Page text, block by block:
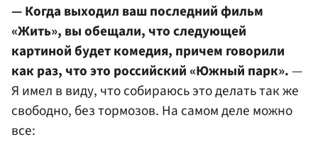
— Когда выходил ваш последний фильм
«Жить», вы обещали, что следующей
картиной будет комедия, причем говорили
как раз, что это российский «Южный парк».—
Я имел в виду, что собираюсь это делать так же
свободно, без тормозов. На самом деле можно
все: